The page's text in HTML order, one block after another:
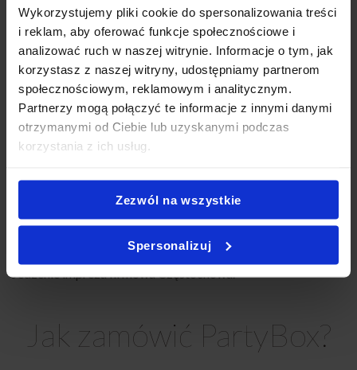
Wykorzystujemy pliki cookie do spersonalizowania treści
i reklam, aby oferować funkcje społecznościowe i
analizować ruch w naszej witrynie. Informacje o tym, jak
korzystasz z naszej witryny, udostępniamy partnerom
społecznościowym, reklamowym i analitycznym.
Partnerzy mogą połączyć te informacje z innymi danymi
otrzymanymi od Ciebie lub uzyskanymi podczas
korzystania z ich usług.
Zezwól na wszystkie
Spersonalizuj
Dla Firm Częstochowa
Catering Na Imprezy Domowe
Częstochowa
, Finger Food Częstochowa ,
Okolicznościowy Częstochowa
Catering Na Baby Shower
Częstochowa
Catering Super Boxy Częstochowa
Andrzejkowy Częstochowa
Catering na Karnawał
Częstochowa
Catering Na Wigilię Częstochowa
Catering na
Wielkanoc Częstochowa
, Catering Sylwestrowy
Częstochowa
Catering biznesowy Częstochowa
Częstochowa,Catering firmowy z dowozem Częstochowa
Catering na przyjęcie Częstochowa,Catering imprezowy
Częstochowa,Catering na imprezy Częstochowa,Partybox
przekąski Częstochowa,Catering świąteczny Częstochowa
Jedzenie impreza firmowa Częstochowa.
Jak zamówić PartyBox?